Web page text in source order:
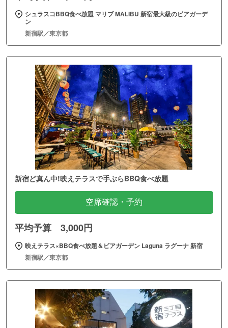
シュラスコBBQ食べ放題 マリブ MALIBU 新宿最大級のビアガーデ
ン
新宿駅／東京都
新宿ど真ん中!映えテラスで手ぶらBBQ食べ放題
空席確認・予約
平均予算 3,000円
映えテラス×BBQ食べ放題＆ビアガーデン Laguna ラグーナ 新宿
新宿駅／東京都